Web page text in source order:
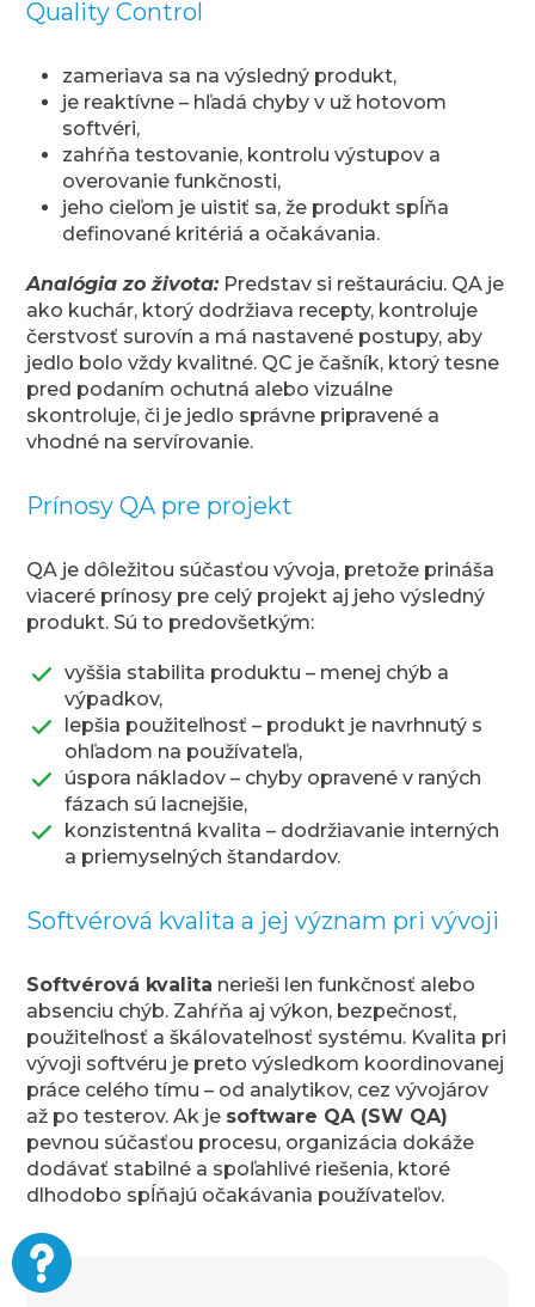
Quality Control
zameriava sa na výsledný produkt,
je reaktívne – hľadá chyby v už hotovom
softvéri,
zahŕňa testovanie, kontrolu výstupov a
overovanie funkčnosti,
jeho cieľom je uistiť sa, že produkt spĺňa
definované kritériá a očakávania.
Analógia zo života:Predstav si reštauráciu. QA je
ako kuchár, ktorý dodržiava recepty, kontroluje
čerstvosť surovín a má nastavené postupy, aby
jedlo bolo vždy kvalitné. QC je čašník, ktorý tesne
pred podaním ochutná alebo vizuálne
skontroluje, či je jedlo správne pripravené a
vhodné na servírovanie.
Prínosy QA pre projekt
QA je dôležitou súčasťou vývoja, pretože prináša
viaceré prínosy pre celý projekt aj jeho výsledný
produkt. Sú to predovšetkým:
vyššia stabilita produktu – menej chýb a
výpadkov,
lepšia použiteľnosť – produkt je navrhnutý s
ohľadom na používateľa,
úspora nákladov – chyby opravené v raných
fázach sú lacnejšie,
konzistentná kvalita – dodržiavanie interných
a priemyselných štandardov.
Softvérová kvalita a jej význam pri vývoji
Softvérová kvalita nerieši len funkčnosť alebo
absenciu chýb. Zahŕňa aj výkon, bezpečnosť,
použiteľnosť a škálovateľnosť systému. Kvalita pri
vývoji softvéru je preto výsledkom koordinovanej
práce celého tímu – od analytikov, cez vývojárov
až po testerov. Ak je software QA (SW QA)
pevnou súčasťou procesu, organizácia dokáže
dodávať stabilné a spoľahlivé riešenia, ktoré
dlhodobo spĺňajú očakávania používateľov.